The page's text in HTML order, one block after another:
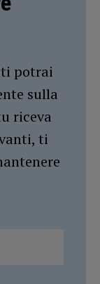
potrai
sulla
riceva
ti